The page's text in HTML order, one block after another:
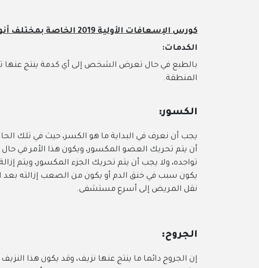
كورس الإسعافات الأولية 2019 الخاصة بمختلف أنواع الإصابات
بالطبع في حال تعرض الشخص إلى أي كدمة ينتج عنها تورم فيجب
يجب أن نعرف في البداية ما هو الكسر، حيث في تلك الحالة قد
أن يتم تحريك العضو المكسور، ويكون هذا الأمر في حال الوقوع
تواجده، ولا يجب أن يتم تحريك الجزء المكسور، ويتم إزالة مختلف
يكون سبب في خنق الدم أو يكون من الصعب إزالته بعد التورم، كما
نقل المريض إلى أسرع مستشفى.
إن الجروح دائما ما ينتج عنها نزيف، وقد يكون هذا النزيف قوي